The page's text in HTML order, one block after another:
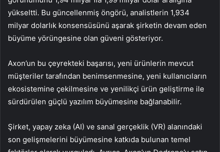
yükseltti. Bu güncellenmiş öngörü, analistlerin 1,934
milyar dolarlık konsensüsünü aşarak şirketin devam eden
büyüme yörüngesine olan güveni gösteriyor.
Axon’un bu çeyrekteki başarısı, yeni ürünlerin mevcut
müşteriler tarafından benimsenmesine, yeni kullanıcıların
ekosistemine çekilmesine ve yenilikçi ürün geliştirme ile
sürdürülen güçlü yazılım büyümesine bağlanabilir.
Şirket, yapay zeka (AI) ve sanal gerçeklik (VR) alanındaki
son gelişmelerini büyümesine katkıda bulunan temel